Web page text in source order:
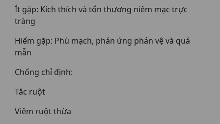
Ít gặp: Kích thích và tổn thương niêm mạc trực
tràng
Hiếm gặp: Phù mạch, phản ứng phản vệ và quá
mẫn
Chống chỉ định:
Tắc ruột
Viêm ruột thừa